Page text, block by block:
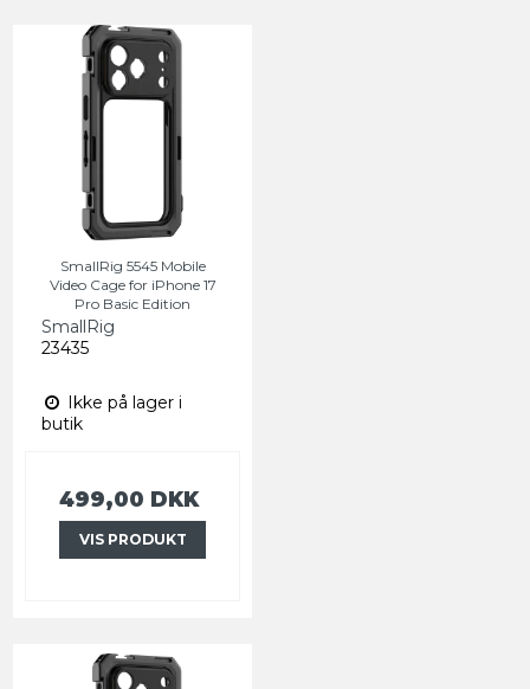
SmallRig 5545 Mobile
Video Cage for iPhone 17
Pro Basic Edition
SmallRig
23435
Ikke på lager i
butik
499,00 DKK
VIS PRODUKT